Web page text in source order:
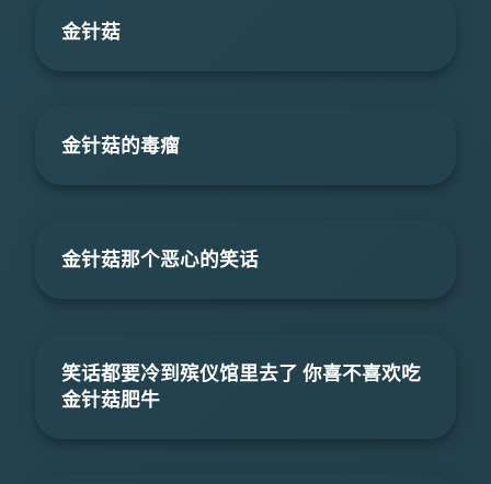
金针菇
金针菇的毒瘤
金针菇那个恶心的笑话
笑话都要冷到殡仪馆里去了 你喜不喜欢吃
金针菇肥牛